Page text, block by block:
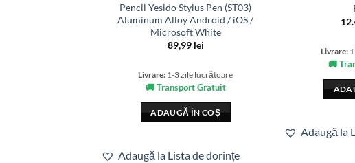
Pencil Yesido Stylus Pen (ST03)
Aluminum Alloy Android / iOS /
Microsoft White
89,99 lei
Livrare: 1-3 zile lucrătoare
🚚 Transport Gratuit
ADAUGĂ ÎN COȘ
Adaugă la Lista de dorințe
Livrare:
🚚
Adaugă la